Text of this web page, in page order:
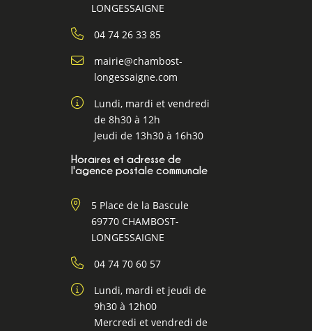
LONGESSAIGNE
04 74 26 33 85
mairie@chambost-
longessaigne.com
Lundi, mardi et vendredi
de 8h30 à 12h
Jeudi de 13h30 à 16h30
Horaires et adresse de
l'agence postale communale
5 Place de la Bascule
69770 CHAMBOST-
LONGESSAIGNE
04 74 70 60 57
Lundi, mardi et jeudi de
9h30 à 12h00
Mercredi et vendredi de